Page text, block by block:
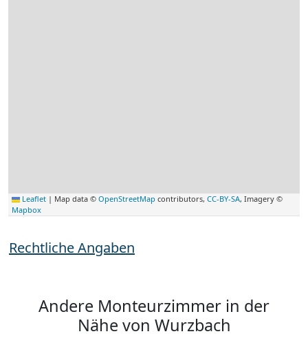
Leaflet | Map data © OpenStreetMap contributors, CC-BY-SA, Imagery ©
Mapbox
Rechtliche Angaben
Andere Monteurzimmer in der
Nähe von Wurzbach